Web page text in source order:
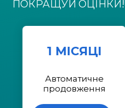
ПОКРАЩУЙ ОЦІНКИ!
1 МІСЯЦІ
Автоматичне
продовження